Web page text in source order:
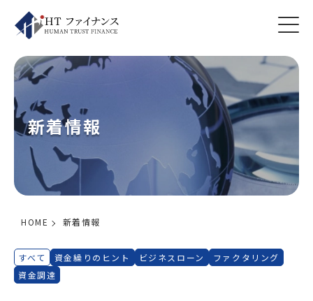
新着情報
HOME 新着情報
すべて 資金繰りのヒント ビジネスローン
ファクタリング
資金調達